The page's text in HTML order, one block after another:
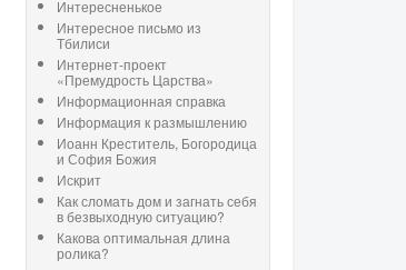
Интересненькое
Интересное письмо из
Тбилиси
Интернет-проект
«Премудрость Царства»
Информационная справка
Информация к размышлению
Иоанн Креститель, Богородица
и София Божия
Искрит
Как сломать дом и загнать себя
в безвыходную ситуацию?
Какова оптимальная длина
ролика?